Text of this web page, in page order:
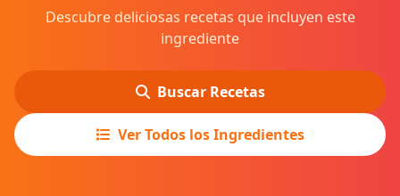
Descubre deliciosas recetas que incluyen este
ingrediente
Buscar Recetas
Ver Todos los Ingredientes